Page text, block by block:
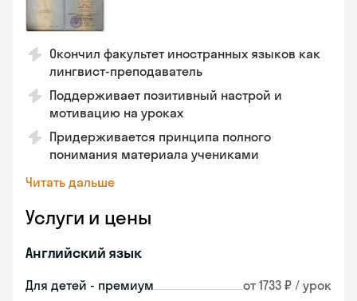
Окончил факультет иностранных языков как
лингвист-преподаватель
Поддерживает позитивный настрой и
мотивацию на уроках
Придерживается принципа полного
понимания материала учениками
Читать дальше
Услуги и цены
Английский язык
Для детей - премиум от 1733 ₽ / урок